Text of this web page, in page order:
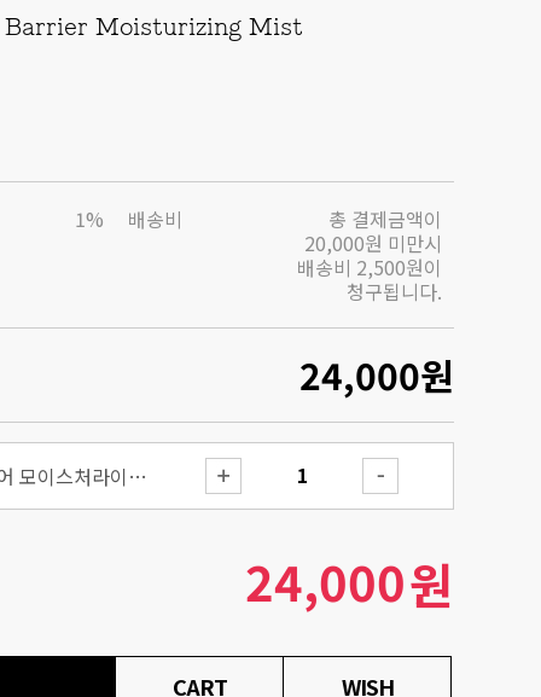
Barrier Moisturizing Mist
1% 배송비
총 결제금액이
20,000원 미만시
배송비 2,500원이
청구됩니다.
24,000원
더 세라마이드 스킨 베리어 모이스처라이징 미스트
24,000원
CART WISH